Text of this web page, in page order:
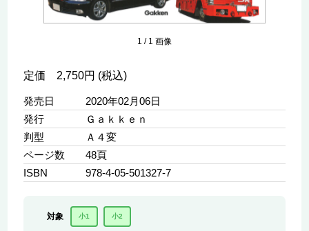
1 / 1 画像
定価 2,750円 (税込)
発売日
2020年02月06日
発行
Ｇａｋｋｅｎ
判型
Ａ４変
ページ数
48頁
ISBN
978-4-05-501327-7
対象 小1 小2